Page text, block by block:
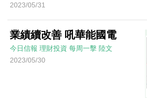
2023/05/31
業績續改善 吼華能國電
今日信報 理財投資 每周一擊 陸文
2023/05/30